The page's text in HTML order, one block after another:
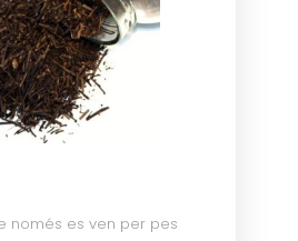
només es ven per pes